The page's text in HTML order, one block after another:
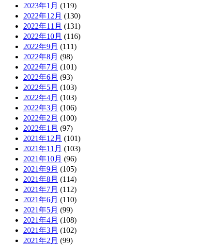
2023年1月 (119)
2022年12月 (130)
2022年11月 (131)
2022年10月 (116)
2022年9月 (111)
2022年8月 (98)
2022年7月 (101)
2022年6月 (93)
2022年5月 (103)
2022年4月 (103)
2022年3月 (106)
2022年2月 (100)
2022年1月 (97)
2021年12月 (101)
2021年11月 (103)
2021年10月 (96)
2021年9月 (105)
2021年8月 (114)
2021年7月 (112)
2021年6月 (110)
2021年5月 (99)
2021年4月 (108)
2021年3月 (102)
2021年2月 (99)